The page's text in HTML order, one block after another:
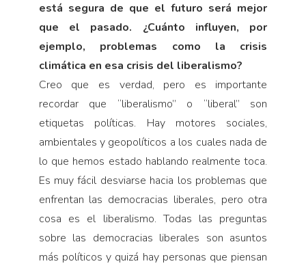
está segura de que el futuro será mejor
que el pasado. ¿Cuánto influyen, por
ejemplo, problemas como la crisis
climática en esa crisis del liberalismo?
Creo que es verdad, pero es importante
recordar que “liberalismo” o “liberal” son
etiquetas políticas. Hay motores sociales,
ambientales y geopolíticos a los cuales nada de
lo que hemos estado hablando realmente toca.
Es muy fácil desviarse hacia los problemas que
enfren­tan las democracias liberales, pero otra
cosa es el liberalismo. Todas las preguntas
sobre las democracias liberales son asuntos
más políticos y quizá hay personas que pien­san